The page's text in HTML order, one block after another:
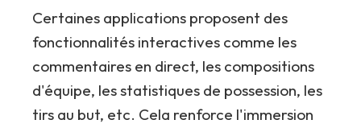
Certaines applications proposent des
fonctionnalités interactives comme les
commentaires en direct, les compositions
d'équipe, les statistiques de possession, les
tirs au but, etc. Cela renforce l'immersion